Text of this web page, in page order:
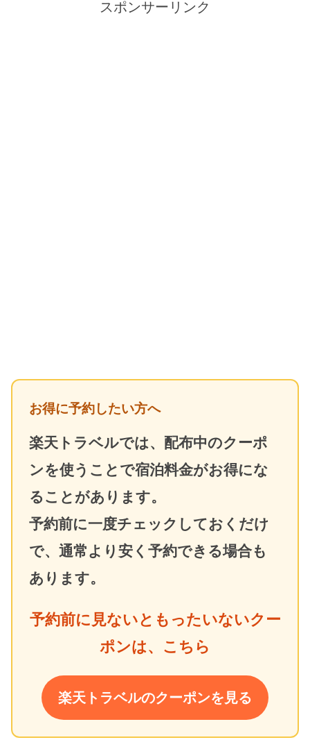
スポンサーリンク
お得に予約したい方へ
楽天トラベルでは、配布中のクーポ
ンを使うことで宿泊料金がお得にな
ることがあります。
予約前に一度チェックしておくだけ
で、通常より安く予約できる場合も
あります。
予約前に見ないともったいないクー
ポンは、こちら
楽天トラベルのクーポンを見る